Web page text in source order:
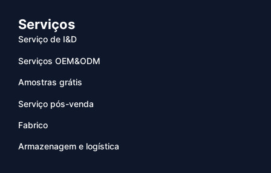
Serviços
Serviço de I&D
Serviços OEM&ODM
Amostras grátis
Serviço pós-venda
Fabrico
Armazenagem e logística